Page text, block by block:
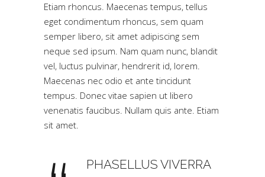
Etiam rhoncus. Maecenas tempus, tellus
eget condimentum rhoncus, sem quam
semper libero, sit amet adipiscing sem
neque sed ipsum. Nam quam nunc, blandit
vel, luctus pulvinar, hendrerit id, lorem.
Maecenas nec odio et ante tincidunt
tempus. Donec vitae sapien ut libero
venenatis faucibus. Nullam quis ante. Etiam
sit amet.
PHASELLUS VIVERRA